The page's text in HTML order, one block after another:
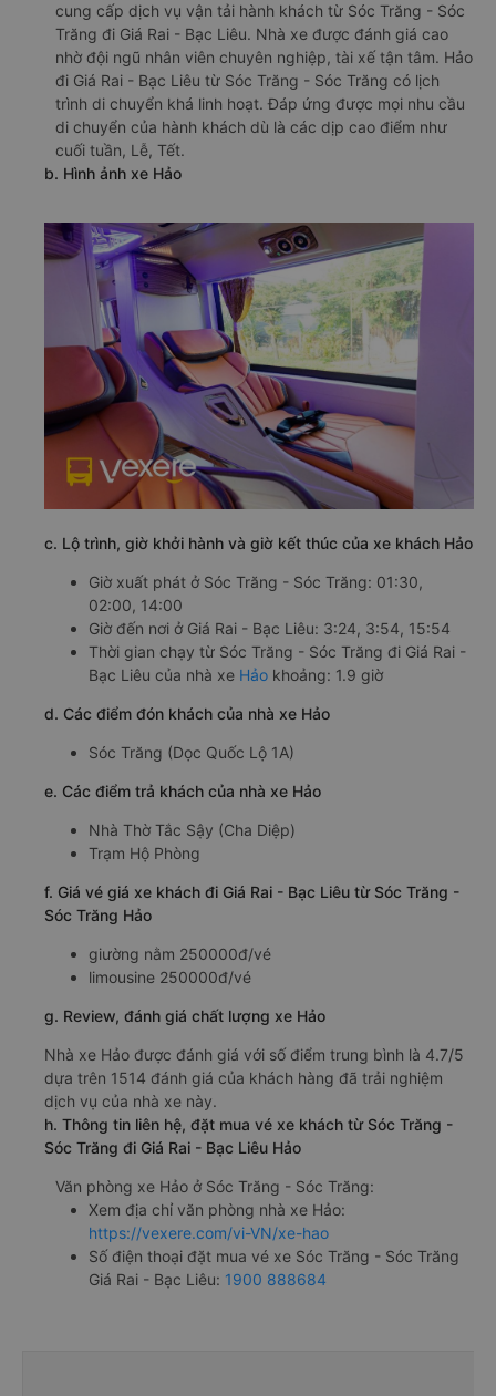
cung cấp dịch vụ vận tải hành khách từ Sóc Trăng - Sóc
Trăng đi Giá Rai - Bạc Liêu. Nhà xe được đánh giá cao
nhờ đội ngũ nhân viên chuyên nghiệp, tài xế tận tâm. Hảo
đi Giá Rai - Bạc Liêu từ Sóc Trăng - Sóc Trăng có lịch
trình di chuyển khá linh hoạt. Đáp ứng được mọi nhu cầu
di chuyển của hành khách dù là các dịp cao điểm như
cuối tuần, Lễ, Tết.
b. Hình ảnh xe Hảo
c. Lộ trình, giờ khởi hành và giờ kết thúc của xe khách Hảo
Giờ xuất phát ở Sóc Trăng - Sóc Trăng: 01:30,
02:00, 14:00
Giờ đến nơi ở Giá Rai - Bạc Liêu: 3:24, 3:54, 15:54
Thời gian chạy từ Sóc Trăng - Sóc Trăng đi Giá Rai -
Bạc Liêu của nhà xe Hảo khoảng: 1.9 giờ
d. Các điểm đón khách của nhà xe Hảo
Sóc Trăng (Dọc Quốc Lộ 1A)
e. Các điểm trả khách của nhà xe Hảo
Nhà Thờ Tắc Sậy (Cha Diệp)
Trạm Hộ Phòng
f. Giá vé giá xe khách đi Giá Rai - Bạc Liêu từ Sóc Trăng -
Sóc Trăng Hảo
giường nằm 250000đ/vé
limousine 250000đ/vé
g. Review, đánh giá chất lượng xe Hảo
Nhà xe Hảo được đánh giá với số điểm trung bình là 4.7/5
dựa trên 1514 đánh giá của khách hàng đã trải nghiệm
dịch vụ của nhà xe này.
h. Thông tin liên hệ, đặt mua vé xe khách từ Sóc Trăng -
Sóc Trăng đi Giá Rai - Bạc Liêu Hảo
Văn phòng xe Hảo ở Sóc Trăng - Sóc Trăng:
Xem địa chỉ văn phòng nhà xe Hảo:
https://vexere.com/vi-VN/xe-hao
Số điện thoại đặt mua vé xe Sóc Trăng - Sóc Trăng
Giá Rai - Bạc Liêu: 1900 888684